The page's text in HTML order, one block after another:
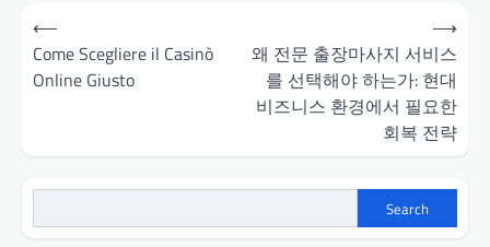
Post
navigation
⟵
Come Scegliere il Casinò
Online Giusto
왜 전문 출장마사지 서비스
를 선택해야 하는가: 현대
비즈니스 환경에서 필요한
회복 전략
⟶
Search